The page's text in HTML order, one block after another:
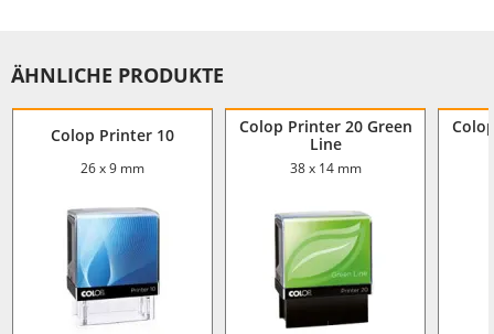
ÄHNLICHE PRODUKTE
Colop Printer 10
26 x 9 mm
Colop Printer 20 Green
Line
38 x 14 mm